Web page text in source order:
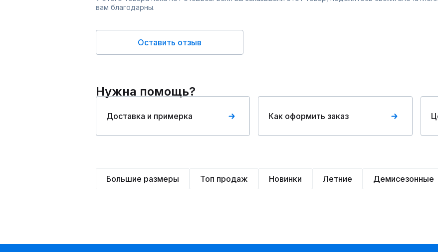
вам благодарны.
Оставить отзыв
Нужна помощь?
Доставка и примерка Как оформить заказ
Большие размеры Топ продаж Новинки Летние Демисезонные